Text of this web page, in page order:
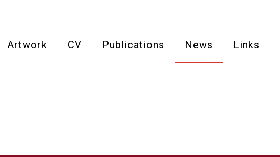
Artwork CV Publications News Links